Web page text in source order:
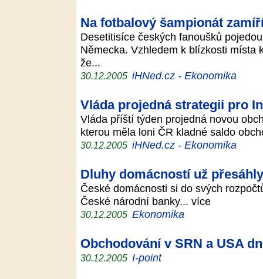
Na fotbalový šampionát
Desetitisíce českých fanoušků
Německa. Vzhledem k blízkosti místa
že...
30.12.2005 iHNed.cz - Ekonomika
Vláda projedná strategii pro
Vláda příští týden projedná novou
kterou měla loni ČR kladné saldo
30.12.2005 iHNed.cz - Ekonomika
Dluhy domácností už
České domácnosti si do svých
České národní banky... více
30.12.2005 Ekonomika
Obchodování v SRN a USA
30.12.2005 I-point